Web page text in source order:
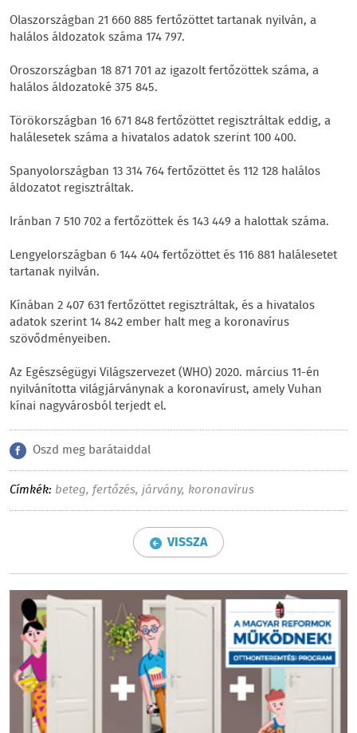
Olaszországban 21 660 885 fertőzöttet tartanak nyilván, a
halálos áldozatok száma 174 797.
Oroszországban 18 871 701 az igazolt fertőzöttek száma, a
halálos áldozatoké 375 845.
Törökországban 16 671 848 fertőzöttet regisztráltak eddig, a
halálesetek száma a hivatalos adatok szerint 100 400.
Spanyolországban 13 314 764 fertőzöttet és 112 128 halálos
áldozatot regisztráltak.
Iránban 7 510 702 a fertőzöttek és 143 449 a halottak száma.
Lengyelországban 6 144 404 fertőzöttet és 116 881 halálesetet
tartanak nyilván.
Kínában 2 407 631 fertőzöttet regisztráltak, és a hivatalos
adatok szerint 14 842 ember halt meg a koronavírus
szövődményeiben.
Az Egészségügyi Világszervezet (WHO) 2020. március 11-én
nyilvánította világjárványnak a koronavírust, amely Vuhan
kínai nagyvárosból terjedt el.
Oszd meg barátaiddal
Címkék: beteg, fertőzés, járvány, koronavírus
VISSZA